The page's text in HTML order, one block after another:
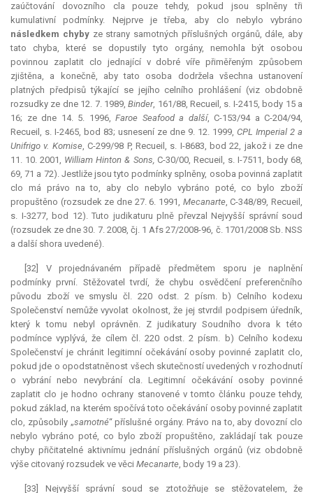
zaúčtování dovozního cla pouze tehdy, pokud jsou splněny tři
kumulativní podmínky. Nejprve je třeba, aby clo nebylo vybráno
následkem chyby ze strany samotných příslušných orgánů, dále, aby
tato chyba, které se dopustily tyto orgány, nemohla být osobou
povinnou zaplatit clo jednající v dobré víře přiměřeným způsobem
zjištěna, a konečně, aby tato osoba dodržela všechna ustanovení
platných předpisů týkající se jejího celního prohlášení (viz obdobně
rozsudky ze dne 12. 7. 1989,Binder, 161/88, Recueil, s. I-2415, body 15 a
16; ze dne 14. 5. 1996, Faroe Seafood a další, C-153/94 a C-204/94,
Recueil, s. I-2465, bod 83; usnesení ze dne 9. 12. 1999, CPL Imperial 2 a
Unifrigo v. Komise, C-299/98 P, Recueil, s. I-8683, bod 22, jakož i ze dne
11. 10. 2001, William Hinton & Sons, C-30/00, Recueil, s. I-7511, body 68,
69, 71 a 72). Jestliže jsou tyto podmínky splněny, osoba povinná zaplatit
clo má právo na to, aby clo nebylo vybráno poté, co bylo zboží
propuštěno (rozsudek ze dne 27. 6. 1991, Mecanarte, C-348/89, Recueil,
s. I-3277, bod 12). Tuto judikaturu plně převzal Nejvyšší správní soud
(rozsudek ze dne 30. 7. 2008, čj. 1 Afs 27/2008-96, č. 1701/2008 Sb. NSS
a další shora uvedené).
[32] V projednávaném případě předmětem sporu je naplnění
podmínky první. Stěžovatel tvrdí, že chybu osvědčení preferenčního
původu zboží ve smyslu čl. 220 odst. 2 písm. b) Celního kodexu
Společenství nemůže vyvolat okolnost, že jej stvrdil podpisem úředník,
který k tomu nebyl oprávněn. Z judikatury Soudního dvora k této
podmínce vyplývá, že cílem čl. 220 odst. 2 písm. b) Celního kodexu
Společenství je chránit legitimní očekávání osoby povinné zaplatit clo,
pokud jde o opodstatněnost všech skutečností uvedených v rozhodnutí
o vybrání nebo nevybrání cla. Legitimní očekávání osoby povinné
zaplatit clo je hodno ochrany stanovené v tomto článku pouze tehdy,
pokud základ, na kterém spočívá toto očekávání osoby povinné zaplatit
clo, způsobily „samotné“ příslušné orgány. Právo na to, aby dovozní clo
nebylo vybráno poté, co bylo zboží propuštěno, zakládají tak pouze
chyby přičitatelné aktivnímu jednání příslušných orgánů (viz obdobně
výše citovaný rozsudek ve věci Mecanarte, body 19 a 23).
[33] Nejvyšší správní soud se ztotožňuje se stěžovatelem, že